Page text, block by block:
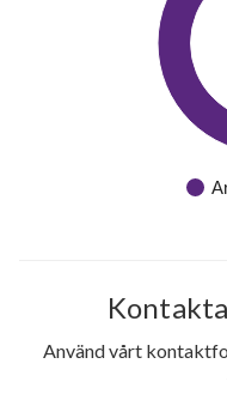
Använd vårt